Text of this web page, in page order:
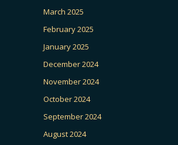
March 2025
February 2025
January 2025
December 2024
November 2024
October 2024
September 2024
August 2024